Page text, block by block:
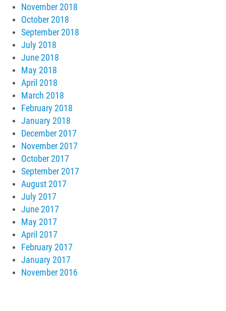
November 2018
October 2018
September 2018
July 2018
June 2018
May 2018
April 2018
March 2018
February 2018
January 2018
December 2017
November 2017
October 2017
September 2017
August 2017
July 2017
June 2017
May 2017
April 2017
February 2017
January 2017
November 2016